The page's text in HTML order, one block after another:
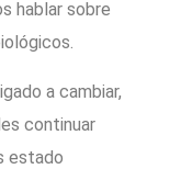
hablar sobre
a cambiar,
continuar
estado